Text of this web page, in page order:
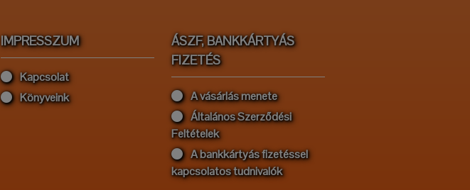
IMPRESSZUM
Kapcsolat
Könyveink
ÁSZF, BANKKÁRTYÁS
FIZETÉS
A vásárlás menete
Általános Szerződési
Feltételek
A bankkártyás fizetéssel
kapcsolatos tudnivalók